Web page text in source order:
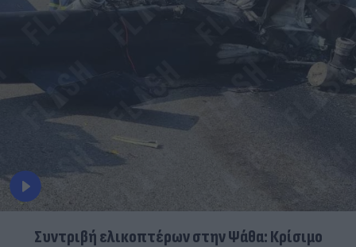
Συντριβή ελικοπτέρων στην Ψάθα: Κρίσιμο